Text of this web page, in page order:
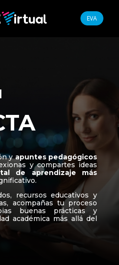
EVA
yapuntes pedagógicos
y compartes ideas
de aprendizaje más
recursos educativos y
acompañas tu proceso
buenas prácticas y
académica más allá del